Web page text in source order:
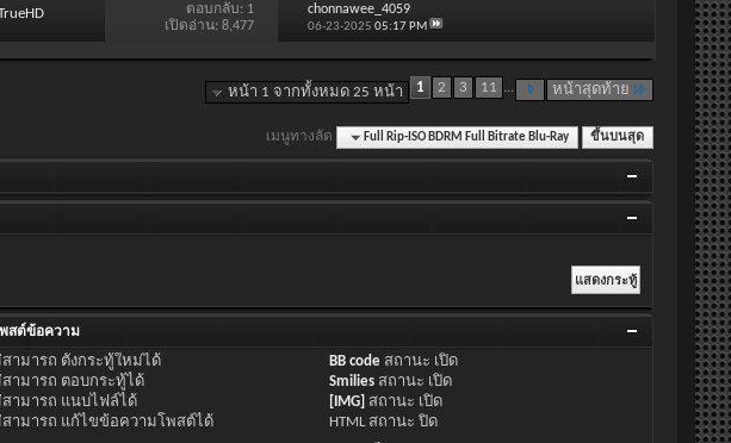
ตอบกลับ: 1
เปิดอ่าน: 8,477
chonnawee_4059
06-23-2025 05:17 PM
หน้า 1 จากทั้งหมด 25 หน้า 1 2 3 11 ... หน้าสุดท้าย
เมนูทางลัด Full Rip-ISO BDRM Full Bitrate Blu-Ray ขึ้นบนสุด
สต์ข้อความ
ามารถ ตั้งกระทู้ใหม่ได้
ามารถ ตอบกระทู้ได้
ามารถ แนบไฟล์ได้
ามารถ แก้ไขข้อความโพสต์ได้
BB code สถานะ เปิด
Smilies สถานะ เปิด
[IMG] สถานะ เปิด
HTML สถานะปิด